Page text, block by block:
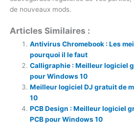
de nouveaux mods.
Articles Similaires :
Antivirus Chromebook : Les
pourquoi il le faut
Calligraphie : Meilleur logiciel
pour Windows 10
Meilleur logiciel DJ gratuit de
10
PCB Design : Meilleur logiciel
PCB pour Windows 10